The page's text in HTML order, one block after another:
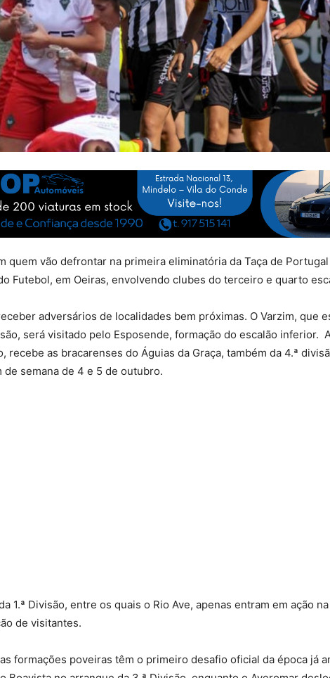
quem vão defrontar na primeira eliminatória da Taça de
Futebol, em Oeiras, envolvendo clubes do terceiro e quarto
adversários de localidades bem próximas. O Varzim, que
será visitado pelo Esposende, formação do escalão inferior.
recebe as bracarenses do Águias da Graça, também da 4.ª
de semana de 4 e 5 de outubro.
1.ª Divisão, entre os quais o Rio Ave, apenas entram em ação na
de visitantes.
formações poveiras têm o primeiro desafio oficial da época já